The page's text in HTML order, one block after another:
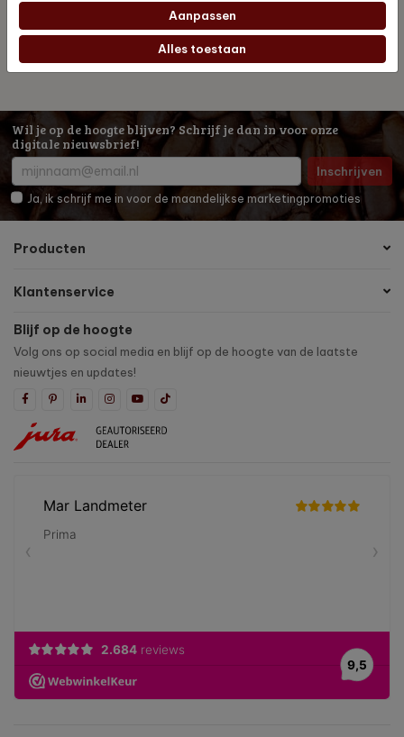
Bericht delen
Wil je op de hoogte blijven? Schrijf je dan in voor onze
digitale nieuwsbrief!
Inschrijven
Ja, ik schrijf me in voor de maandelijkse marketingpromoties
Producten
Klantenservice
Blijf op de hoogte
Volg ons op social media en blijf op de hoogte van de laatste
nieuwtjes en updates!
Aanpassen
Alles toestaan